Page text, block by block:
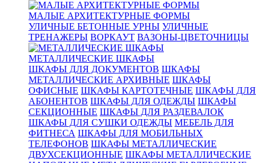
МАЛЫЕ АРХИТЕКТУРНЫЕ ФОРМЫ
УЛИЧНЫЕ БЕТОННЫЕ УРНЫ УЛИЧНЫЕ
ТРЕНАЖЕРЫ ВОРКАУТ ВАЗОНЫ-ЦВЕТОЧНИЦЫ
МЕТАЛЛИЧЕСКИЕ ШКАФЫ
ШКАФЫ ДЛЯ ДОКУМЕНТОВ ШКАФЫ
МЕТАЛЛИЧЕСКИЕ АРХИВНЫЕ ШКАФЫ
ОФИСНЫЕ ШКАФЫ КАРТОТЕЧНЫЕ ШКАФЫ ДЛЯ
АБОНЕНТОВ ШКАФЫ ДЛЯ ОДЕЖДЫ ШКАФЫ
СЕКЦИОННЫЕ ШКАФЫ ДЛЯ РАЗДЕВАЛОК
ШКАФЫ ДЛЯ СУШКИ ОДЕЖДЫ МЕБЕЛЬ ДЛЯ
ФИТНЕСА ШКАФЫ ДЛЯ МОБИЛЬНЫХ
ТЕЛЕФОНОВ ШКАФЫ МЕТАЛЛИЧЕСКИЕ
ДВУХСЕКЦИОННЫЕ ШКАФЫ МЕТАЛЛИЧЕСКИЕ